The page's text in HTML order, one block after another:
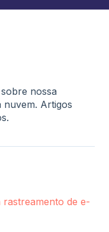
nossa
nuvem. Artigos
de e-